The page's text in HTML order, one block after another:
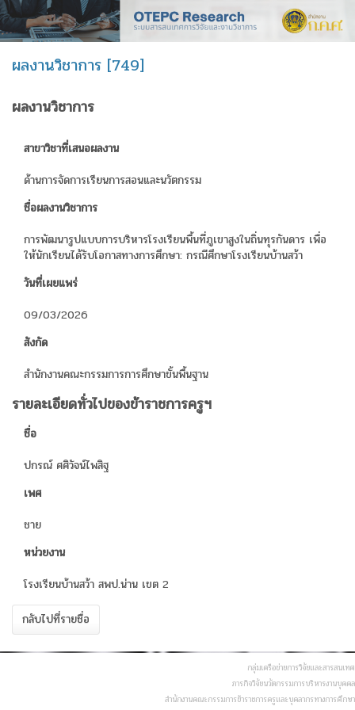
ผลงานวิชาการ [749]
ผลงานวิชาการ
สาขาวิชาที่เสนอผลงาน
ด้านการจัดการเรียนการสอนและนวัตกรรม
ชื่อผลงานวิชาการ
การพัฒนารูปแบบการบริหารโรงเรียนพื้นที่ภูเขาสูงในถิ่นทุรกันดาร เพื่อ
ให้นักเรียนได้รับโอกาสทางการศึกษา: กรณีศึกษาโรงเรียนบ้านสว้า
วันที่เผยแพร่
09/03/2026
สังกัด
สำนักงานคณะกรรมการการศึกษาขั้นพื้นฐาน
รายละเอียดทั่วไปของข้าราชการครูฯ
ชื่อ
ปกรณ์ ศศิวัจน์ไพสิฐ
เพศ
ชาย
หน่วยงาน
โรงเรียนบ้านสว้า สพป.น่าน เขต 2
กลับไปที่รายชื่อ
กลุ่มเครือข่ายการวิจัยและสารสนเทศ
ภารกิจวิจัยนวัตกรรมการบริหารงานบุคคล
สำนักงานคณะกรรมการข้าราชการครูและบุคลากรทางการศึกษา